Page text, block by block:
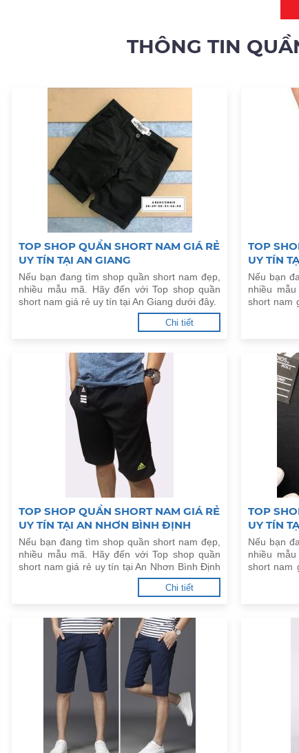
THÔNG TIN
TOP SHOP QUẦN SHORT NAM GIÁ RẺ
UY TÍN TẠI AN GIANG
Nếu bạn đang tìm shop quần short nam đẹp,
nhiều mẫu mã. Hãy đến với Top shop quần
short nam giá rẻ uy tín tại An Giang dưới đây.
Chi tiết
TOP
UY TÍN
Nếu bạn
nhiều
short nam
TOP SHOP QUẦN SHORT NAM GIÁ RẺ
UY TÍN TẠI AN NHƠN BÌNH ĐỊNH
Nếu bạn đang tìm shop quần short nam đẹp,
nhiều mẫu mã. Hãy đến với Top shop quần
short nam giá rẻ uy tín tại An Nhơn Bình Định
Chi tiết
TOP
UY TÍN
Nếu bạn
nhiều
short nam